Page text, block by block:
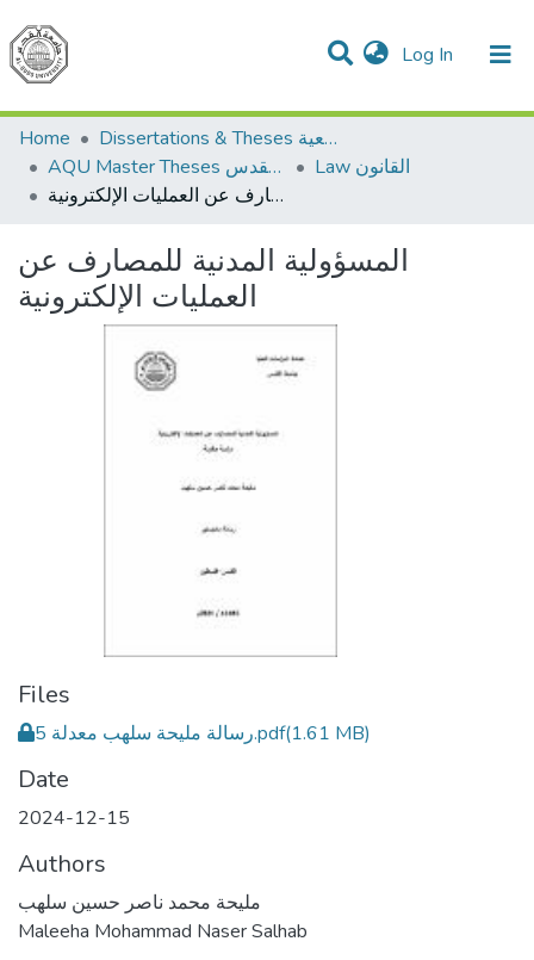
Log In (current)
Communities & Collections
All of DSpace
Home
Dissertations & Theses الرسائل الجامعية
AQU Master Theses الرسائل الجامعية الخاصة بجامعة القدس
Law القانون
المسؤولية المدنية للمصارف عن العمليات الإلكترونية
المسؤولية المدنية للمصارف عن
العمليات الإلكترونية
Files
رسالة مليحة سلهب معدلة 5.pdf(1.61 MB)
Date
2024-12-15
Authors
مليحة محمد ناصر حسين سلهب
Maleeha Mohammad Naser Salhab